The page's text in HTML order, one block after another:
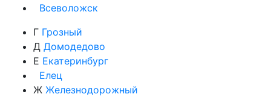
Всеволожск
Г Грозный
Д Домодедово
Е Екатеринбург
Елец
Ж Железнодорожный